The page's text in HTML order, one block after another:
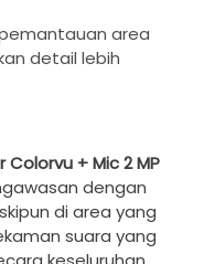
area
detail lebih
+ Mic 2 MP
dengan
di area yang
suara yang